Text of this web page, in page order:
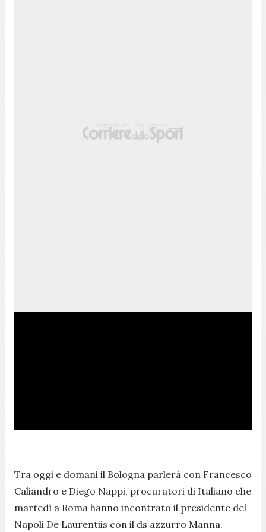
Tra oggi e domani il Bologna parlerà con Francesco
Caliandro e Diego Nappi, procuratori di Italiano che
martedì a Roma hanno incontrato il presidente del
Napoli De Laurentiis con il ds azzurro Manna.